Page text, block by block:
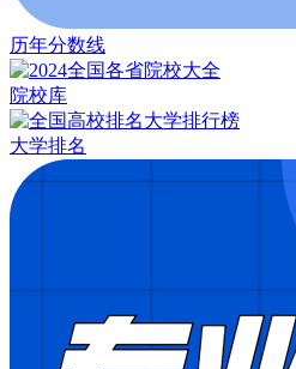
历年分数线
院校库
大学排名